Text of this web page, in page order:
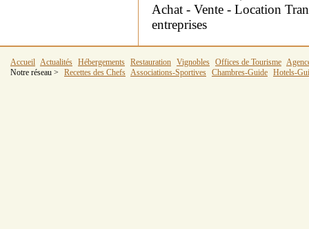
Achat - Vente - Location
entreprises
Accueil Actualités Hébergements Restauration Vignobles Offices de Tourisme
Notre réseau >
Recettes des Chefs Associations-Sportives Chambres-Guide Hotels-